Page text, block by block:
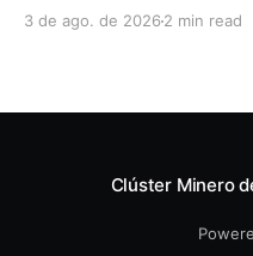
técnico, Milwaukee
3 de ago. de 2026 2 min read
Clúster Minero